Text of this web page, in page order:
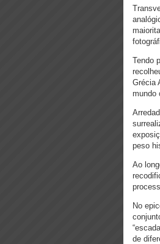
Tendo
Grécia
mundo
peso
Ao
No
de